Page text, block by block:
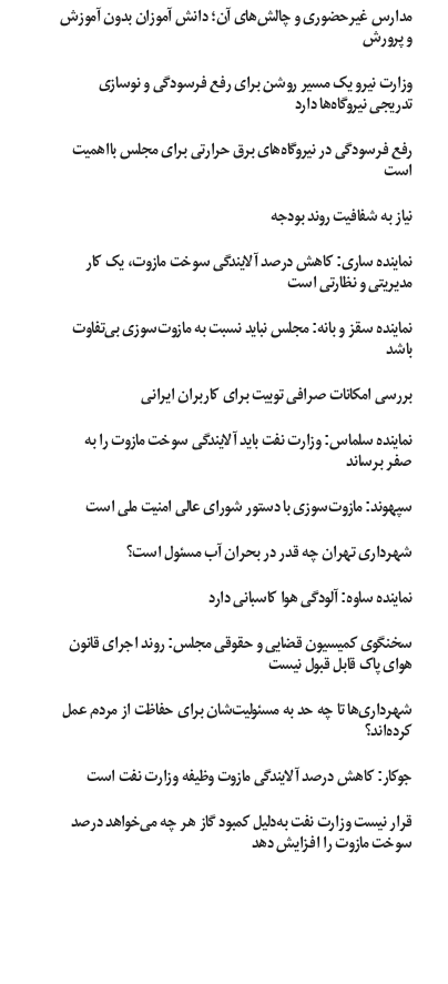
مدارس غیرحضوری و چالش‌های آن؛ دانش آموزان بدون آموزش
و پرورش
وزارت نیرو یک مسیر روشن برای رفع فرسودگی و نوسازی
تدریجی نیروگاه‌ها دارد
رفع فرسودگی در نیروگاه‌های برق حرارتی برای مجلس بااهمیت
است
نیاز به شفافیت روند بودجه
نماینده ساری: کاهش درصد آلایندگی سوخت مازوت، یک کار
مدیریتی و نظارتی است
نماینده سقز و بانه: مجلس نباید نسبت به مازوت‌سوزی بی‌تفاوت
باشد
بررسی امکانات صرافی توبیت برای کاربران ایرانی
نماینده سلماس: وزارت نفت باید آلایندگی سوخت مازوت را به
صفر برساند
سپهوند:‌ مازوت‌سوزی با دستور شورای عالی امنیت ملی است
شهرداری تهران چه قدر در بحران آب مسئول است؟
نماینده ساوه: آلودگی هوا کاسبانی دارد
سخنگوی کمیسیون قضایی و حقوقی مجلس: روند اجرای قانون
هوای پاک قابل قبول نیست
شهرداری‌ها تا چه حد به مسئولیت‌شان برای حفاظت از مردم عمل
کرده‌اند؟
جوکار: کاهش درصد آلایندگی مازوت وظیفه وزارت نفت است
قرار نیست وزارت نفت به‌دلیل کمبود گاز هر چه می‌خواهد درصد
سوخت مازوت را افزایش دهد